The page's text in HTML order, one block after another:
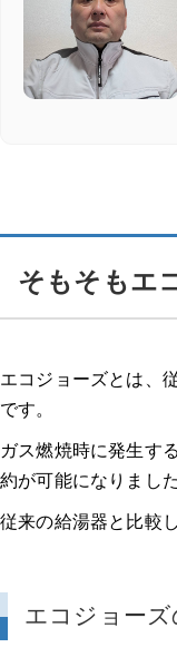
エコキュートと
エコキュートと
エコジョーズ交換に
【見積もり無料+迅
そもそもエ
エコジョーズとは、
です。
ガス燃焼時に発生す
約が可能になりました
従来の給湯器と比較
エコジョー